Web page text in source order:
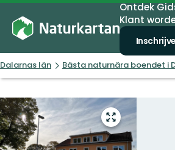
Ontdek
Klant
Dalarnas län Bästa naturnära boendet i
Open
volledig
scherm